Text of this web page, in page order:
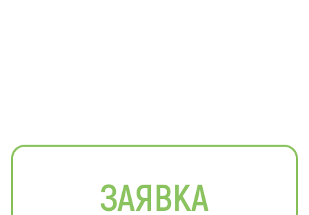
ЗАЯВКА